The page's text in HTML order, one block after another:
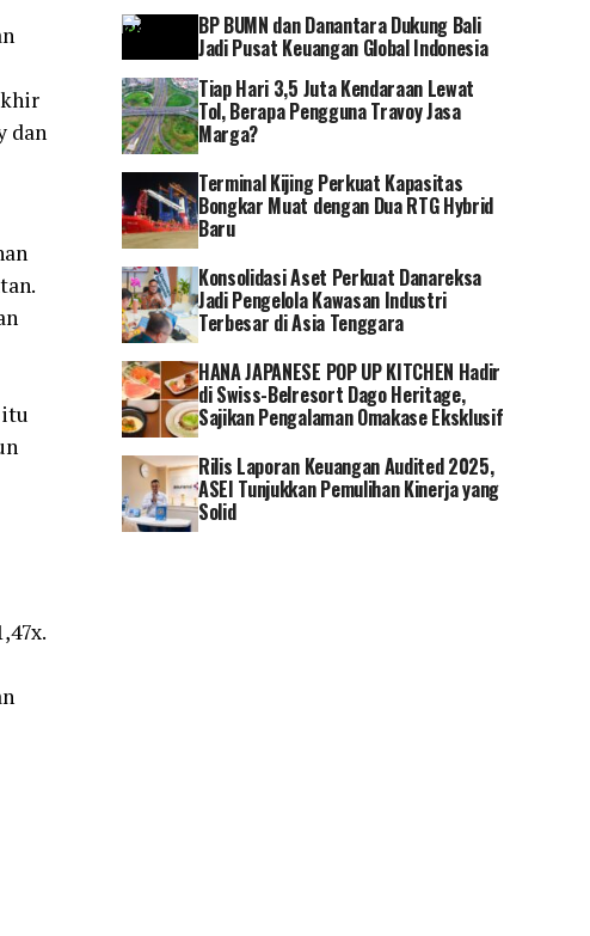
dan
BP BUMN dan Danantara Dukung Bali
Jadi Pusat Keuangan Global Indonesia
Tiap Hari 3,5 Juta Kendaraan Lewat
Tol, Berapa Pengguna Travoy Jasa
Marga?
Terminal Kijing Perkuat Kapasitas
Bongkar Muat dengan Dua RTG Hybrid
Baru
Konsolidasi Aset Perkuat Danareksa
Jadi Pengelola Kawasan Industri
Terbesar di Asia Tenggara
HANA JAPANESE POP UP KITCHEN Hadir
di Swiss-Belresort Dago Heritage,
Sajikan Pengalaman Omakase Eksklusif
Rilis Laporan Keuangan Audited 2025,
ASEI Tunjukkan Pemulihan Kinerja yang
Solid